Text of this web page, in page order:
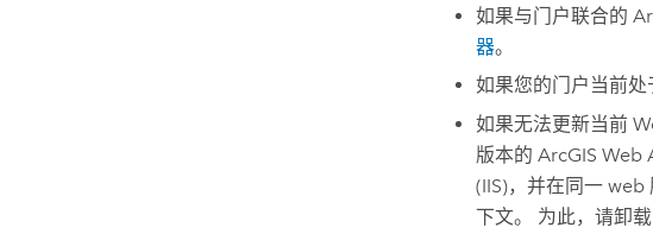
如果与门户联合的
器。
如果您的门户当前处
如果无法更新当前
版本的 ArcGIS Web
(IIS)，并在同一 web
下文。 为此，请卸